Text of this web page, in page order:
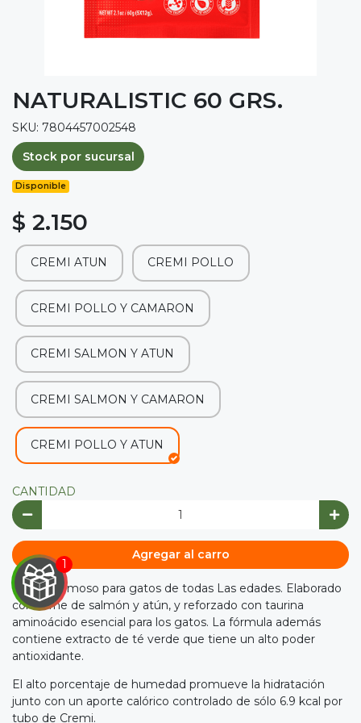
NATURALISTIC 60 GRS.
SKU: 7804457002548
Stock por sucursal
Disponible
$ 2.150
CREMI ATUN CREMI POLLO
CREMI POLLO Y CAMARON
CREMI SALMON Y ATUN
CREMI SALMON Y CAMARON
CREMI POLLO Y ATUN
CANTIDAD
Agregar al carro
Snack cremoso para gatos de todas Las edades. Elaborado
con carne de salmón y atún, y reforzado con taurina
aminoácido esencial para los gatos. La fórmula además
contiene extracto de té verde que tiene un alto poder
antioxidante.
El alto porcentaje de humedad promueve la hidratación
junto con un aporte calórico controlado de sólo 6.9 kcal por
tubo de Cremi.